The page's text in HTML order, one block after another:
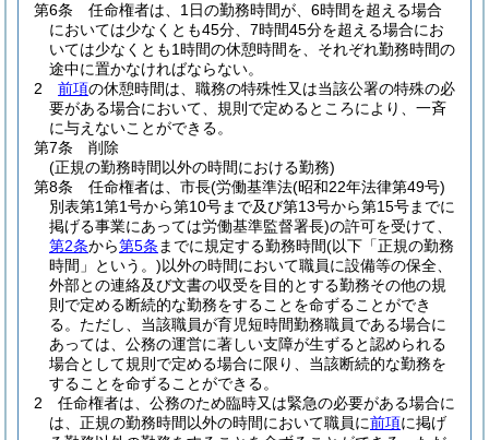
第6条
任命権者は、1日の勤務時間が、6時間を超える場合
においては少なくとも45分、7時間45分を超える場合にお
いては少なくとも1時間の休憩時間を、それぞれ勤務時間の
途中に置かなければならない。
2
前項の休憩時間は、職務の特殊性又は当該公署の特殊の必
要がある場合において、規則で定めるところにより、一斉
に与えないことができる。
第7条
削除
(正規の勤務時間以外の時間における勤務)
第8条
任命権者は、市長(労働基準法(昭和22年法律第49号)
別表第1第1号から第10号まで及び第13号から第15号までに
掲げる事業にあっては労働基準監督署長)の許可を受けて、
第2条から第5条 までに規定する勤務時間(以下「正規の勤務
時間」という。)以外の時間において職員に設備等の保全、
外部との連絡及び文書の収受を目的とする勤務その他の規
則で定める断続的な勤務をすることを命ずることができ
る。 ただし、当該職員が育児短時間勤務職員である場合に
あっては、公務の運営に著しい支障が生ずると認められる
場合として規則で定める場合に限り、当該断続的な勤務を
することを命ずることができる。
2
任命権者は、公務のため臨時又は緊急の必要がある場合に
は、正規の勤務時間以外の時間において職員に前項に掲げ